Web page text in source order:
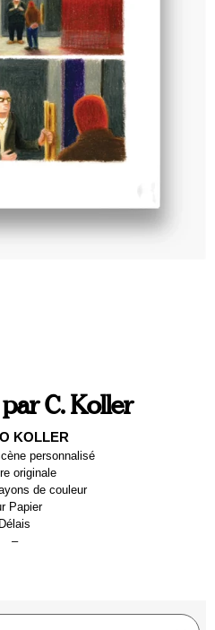
C. Koller
KOLLER
personnalisé
originale
de couleur
Papier
Délais
–